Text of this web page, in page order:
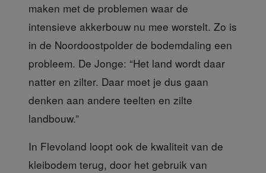
maken met de problemen waar de
intensieve akkerbouw nu mee worstelt. Zo is
in de Noordoostpolder de bodemdaling een
probleem. De Jonge: “Het land wordt daar
natter en zilter. Daar moet je dus gaan
denken aan andere teelten en zilte
landbouw.”
In Flevoland loopt ook de kwaliteit van de
kleibodem terug, door het gebruik van